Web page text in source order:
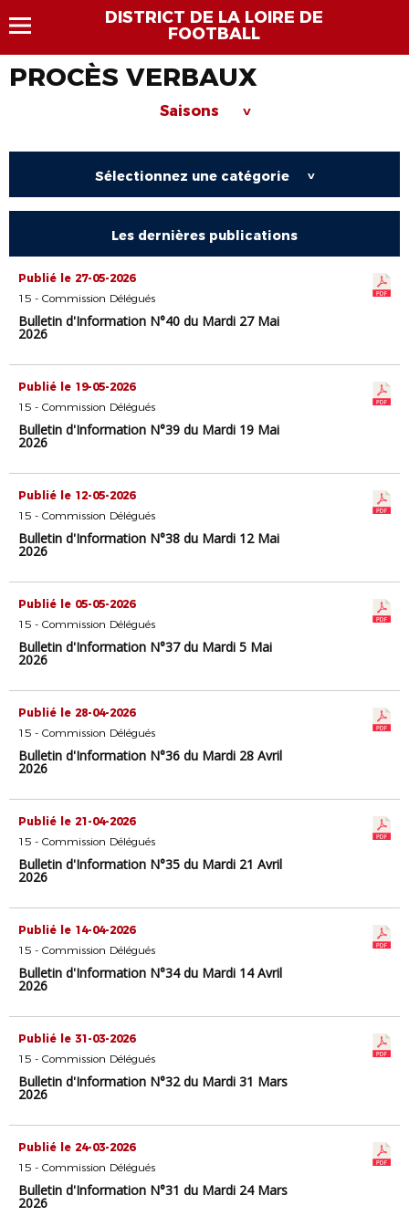
DISTRICT DE LA LOIRE DE
FOOTBALL
PROCÈS VERBAUX
Saisons >
Sélectionnez une catégorie >
Les dernières publications
Publié le 27-05-2026
15 - Commission Délégués
Bulletin d'Information N°40 du Mardi 27 Mai
2026
Publié le 19-05-2026
15 - Commission Délégués
Bulletin d'Information N°39 du Mardi 19 Mai
2026
Publié le 12-05-2026
15 - Commission Délégués
Bulletin d'Information N°38 du Mardi 12 Mai
2026
Publié le 05-05-2026
15 - Commission Délégués
Bulletin d'Information N°37 du Mardi 5 Mai
2026
Publié le 28-04-2026
15 - Commission Délégués
Bulletin d'Information N°36 du Mardi 28 Avril
2026
Publié le 21-04-2026
15 - Commission Délégués
Bulletin d'Information N°35 du Mardi 21 Avril
2026
Publié le 14-04-2026
15 - Commission Délégués
Bulletin d'Information N°34 du Mardi 14 Avril
2026
Publié le 31-03-2026
15 - Commission Délégués
Bulletin d'Information N°32 du Mardi 31 Mars
2026
Publié le 24-03-2026
15 - Commission Délégués
Bulletin d'Information N°31 du Mardi 24 Mars
2026